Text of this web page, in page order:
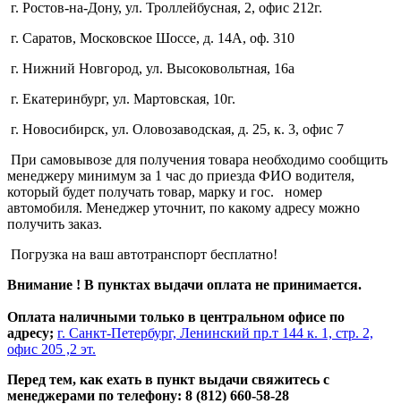
г. Ростов-на-Дону, ул. Троллейбусная, 2, офис 212г.
г. Саратов, Московское Шоссе, д. 14А, оф. 310
г. Нижний Новгород, ул. Высоковольтная, 16а
г. Екатеринбург, ул. Мартовская, 10г.
г. Новосибирск, ул. Оловозаводская, д. 25, к. 3, офис 7
При самовывозе для получения товара необходимо сообщить
менеджеру минимум за 1 час до приезда ФИО водителя,
который будет получать товар, марку и гос. номер
автомобиля. Менеджер уточнит, по какому адресу можно
получить заказ.
Погрузка на ваш автотранспорт бесплатно!
Внимание ! В пунктах выдачи оплата не принимается.
Оплата наличными только в центральном офисе по
адресу; г. Санкт-Петербург, Ленинский пр.т 144 к. 1, стр. 2,
офис 205 ,2 эт.
Перед тем, как ехать в пункт выдачи свяжитесь с
менеджерами по телефону: 8 (812) 660-58-28